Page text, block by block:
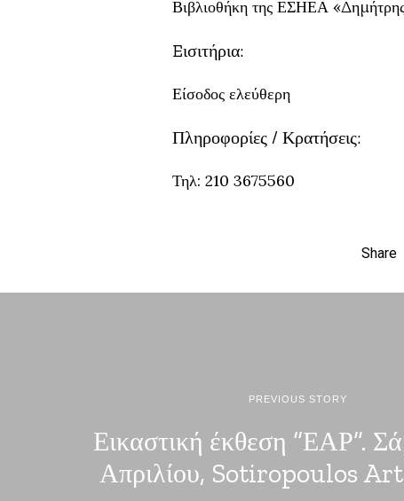
Βιβλιοθήκη της ΕΣΗΕΑ
Eισιτήρια:
Είσοδος ελεύθερη
Πληροφορίες / Κρατήσεις:
Τηλ: 210 3675560
Share
PREVIOUS STORY
Εικαστική έκθεση “ΕΑΡ”.
Απριλίου, Sotiropoulos